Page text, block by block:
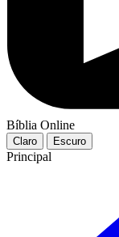
Bíblia Online
Claro Escuro
Principal